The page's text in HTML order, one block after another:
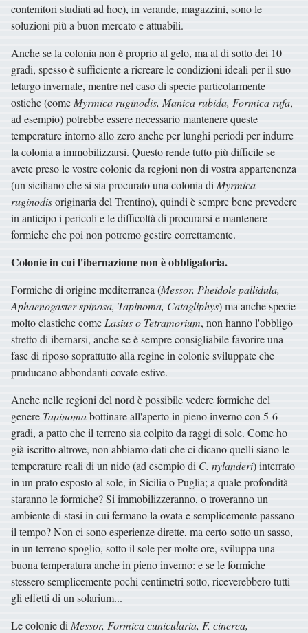
contenitori studiati ad hoc), in verande, magazzini, sono le
soluzioni più a buon mercato e attuabili.
Anche se la colonia non è proprio al gelo, ma al di sotto dei 10
gradi, spesso è sufficiente a ricreare le condizioni ideali per il suo
letargo invernale, mentre nel caso di specie particolarmente
ostiche (come Myrmica ruginodis, Manica rubida, Formica rufa,
ad esempio) potrebbe essere necessario mantenere queste
temperature intorno allo zero anche per lunghi periodi per indurre
la colonia a immobilizzarsi. Questo rende tutto più difficile se
avete preso le vostre colonie da regioni non di vostra appartenenza
(un siciliano che si sia procurato una colonia di Myrmica
ruginodisoriginaria del Trentino), quindi è sempre bene prevedere
in anticipo i pericoli e le difficoltà di procurarsi e mantenere
formiche che poi non potremo gestire correttamente.
Colonie in cui l'ibernazione non è obbligatoria.
Formiche di origine mediterranea (Messor, Pheidole pallidula,
Aphaenogaster spinosa, Tapinoma, Catagliphys) ma anche specie
molto elastiche come Lasius o Tetramorium, non hanno l'obbligo
stretto di ibernarsi, anche se è sempre consigliabile favorire una
fase di riposo soprattutto alla regine in colonie sviluppate che
pruducano abbondanti covate estive.
Anche nelle regioni del nord è possibile vedere formiche del
genere Tapinomabottinare all'aperto in pieno inverno con 5-6
gradi, a patto che il terreno sia colpito da raggi di sole. Come ho
già iscritto altrove, non abbiamo dati che ci dicano quelli siano le
temperature reali di un nido (ad esempio di C. nylanderi) interrato
in un prato esposto al sole, in Sicilia o Puglia; a quale profondità
staranno le formiche? Si immobilizzeranno, o troveranno un
ambiente di stasi in cui fermano la ovata e semplicemente passano
il tempo? Non ci sono esperienze dirette, ma certo sotto un sasso,
in un terreno spoglio, sotto il sole per molte ore, sviluppa una
buona temperatura anche in pieno inverno: e se le formiche
stessero semplicemente pochi centimetri sotto, riceverebbero tutti
gli effetti di un solarium...
Le colonie di Messor, Formica cunicularia, F. cinerea,